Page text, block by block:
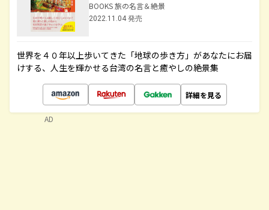
BOOKS 旅の名言＆絶景
2022.11.04 発売
世界を４０年以上歩いてきた「地球の歩き方」があなたにお届
けする、人生を輝かせる台湾の名言と癒やしの絶景集
詳細を見る
AD